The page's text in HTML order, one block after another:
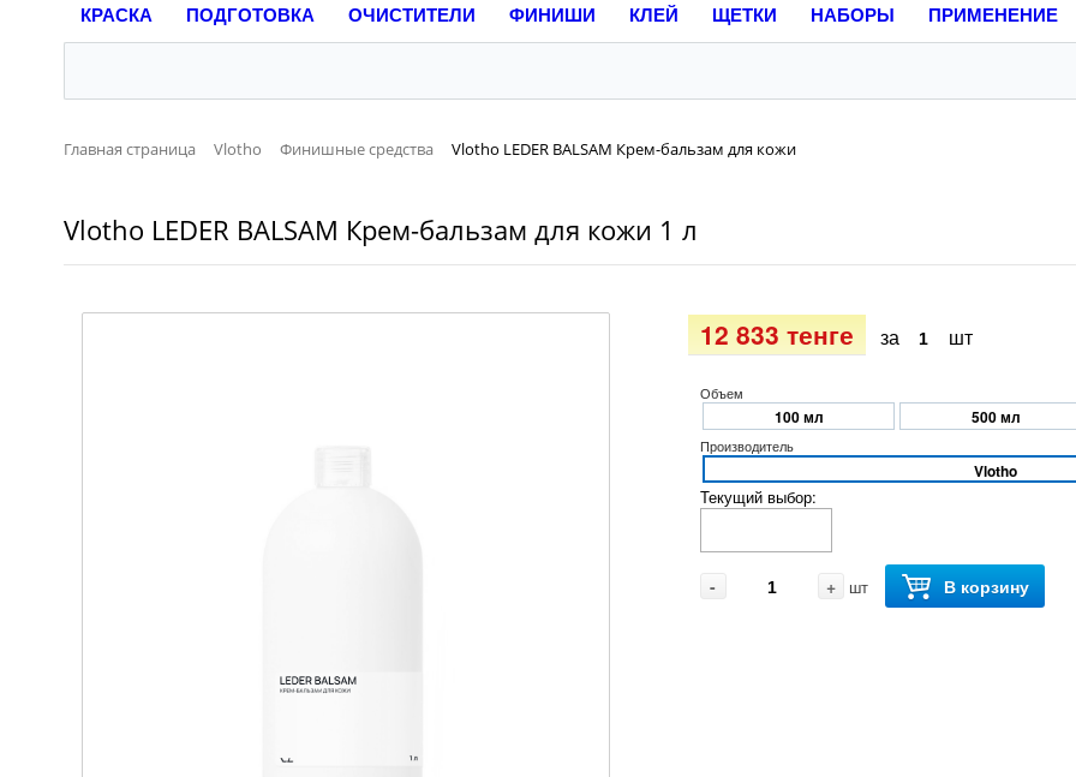
КРАСКА ПОДГОТОВКА ОЧИСТИТЕЛИ ФИНИШИ КЛЕЙ ЩЕТКИ НАБОРЫ ПРИМЕНЕНИЕ
Главная страница Vlotho Финишные средства Vlotho LEDER BALSAM Крем-бальзам для кожи
Vlotho LEDER BALSAM Крем-бальзам для кожи 1 л
12 833 тенге за шт
Объем
100 мл 500 мл
Производитель
Vlotho
Текущий выбор:
- + шт В корзину